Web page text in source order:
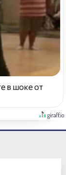
в шоке от